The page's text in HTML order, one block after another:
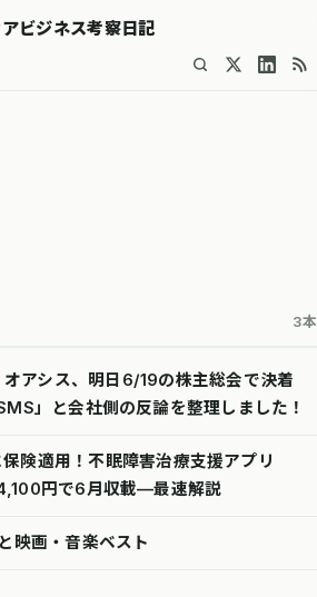
ビジネス考察日記
3本
オアシス、明日6/19の株主総会で決着
」と会社側の反論を整理しました！
険適用！不眠障害治療支援アプリ
円で6月収載—最速解説
映画・音楽ベスト